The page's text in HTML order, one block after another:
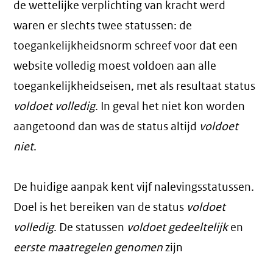
de wettelijke verplichting van kracht werd
waren er slechts twee statussen: de
toegankelijkheidsnorm schreef voor dat een
website volledig moest voldoen aan alle
toegankelijkheidseisen, met als resultaat status
voldoet volledig. In geval het niet kon worden
aangetoond dan was de status altijd voldoet
niet.
De huidige aanpak kent vijf nalevingsstatussen.
Doel is het bereiken van de status voldoet
volledig. De statussen voldoet gedeeltelijken
eerste maatregelen genomenzijn